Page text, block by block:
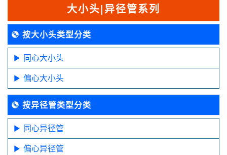
大小头|异径管系列
按大小头类型分类
同心大小头
偏心大小头
按异径管类型分类
同心异径管
偏心异径管